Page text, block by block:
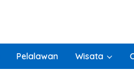
Pelalawan Wisata